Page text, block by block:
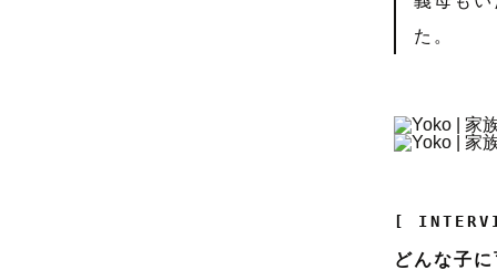
た。
[
どんな子